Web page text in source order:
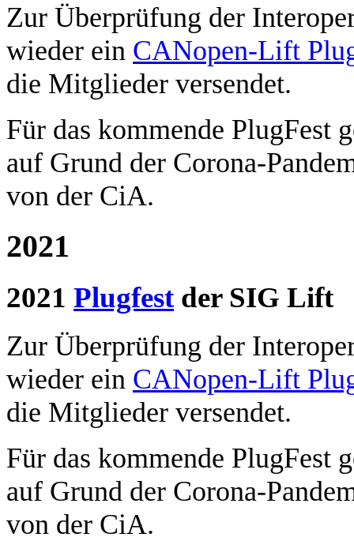
Zur Überprüfung der
wieder ein CANopen-Lift
die Mitglieder versendet.
Für das kommende PlugFest
auf Grund der Corona-
von der CiA.
2021
2021 Plugfestder SIG Lift
Zur Überprüfung der
wieder ein CANopen-Lift
die Mitglieder versendet.
Für das kommende PlugFest
auf Grund der Corona-
von der CiA.